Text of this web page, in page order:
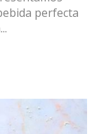
perfecta